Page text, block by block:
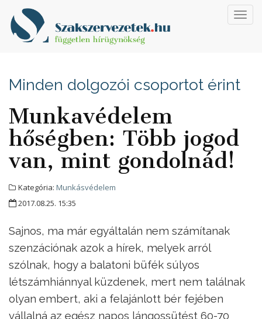
Minden dolgozói csoportot érint
Munkavédelem
hőségben: Több jogod
van, mint gondolnád!
Kategória: Munkásvédelem
2017.08.25. 15:35
Sajnos, ma már egyáltalán nem számítanak
szenzációnak azok a hírek, melyek arról
szólnak, hogy a balatoni büfék súlyos
létszámhiánnyal küzdenek, mert nem találnak
olyan embert, aki a felajánlott bér fejében
vállalná az egész napos lángossütést 60-70